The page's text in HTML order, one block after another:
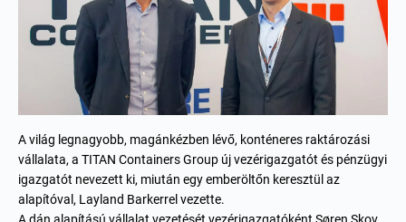
A világ legnagyobb, magánkézben lévő, konténeres raktározási
vállalata, a TITAN Containers Group új vezérigazgatót és pénzügyi
igazgatót nevezett ki, miután egy emberöltőn keresztül az
alapítóval, Layland Barkerrel vezette.
A dán alapítású vállalat vezetését vezérigazgatóként Søren Skov